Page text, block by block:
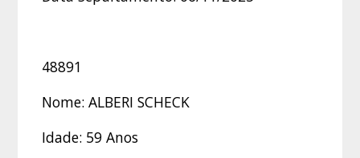
48891
Nome: ALBERI SCHECK
Idade: 59 Anos